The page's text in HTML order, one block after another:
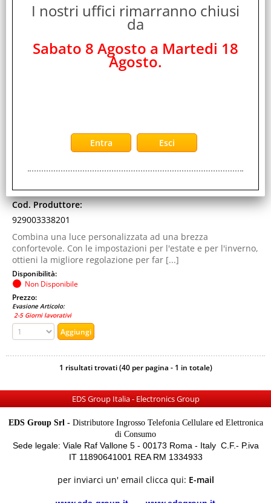
PHILIPS AMIGO LAMPADA LED DA SOFFITTO
DIMMERABILE E REGOLABILE CON VENTILATORE
20W + 40W TELECOMANDO INCLUSO BIANCO
Cod. art.:
Cod. EAN:
8720169248786
Cod. Produttore:
929003338201
Combina una luce personalizzata ad una brezza
confortevole. Con le impostazioni per l'estate e per l'inverno,
ottieni la migliore regolazione per far [...]
Disponibilità:
Non Disponibile
Prezzo:
Evasione Articolo:
2-5 Giorni lavorativi
1 risultati trovati (40 per pagina - 1 in totale)
EDS Group Italia - Electronics Group
EDS Group Srl -Distributore Ingrosso Telefonia Cellulare ed Elettronica
di Consumo
Sede legale: Viale Raf Vallone 5 - 00173 Roma - Italy C.F.- P.iva
IT 11890641001 REA RM 1334933
per inviarci un' email clicca qui: E-mail
I nostri uffici rimarranno chiusi
da
Sabato 8 Agosto a Martedi 18
Agosto.